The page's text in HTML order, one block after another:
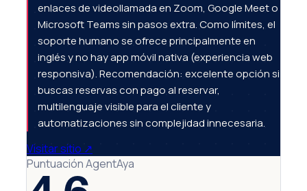
enlaces de videollamada en Zoom, Google Meet o
Microsoft Teams sin pasos extra. Como límites, el
soporte humano se ofrece principalmente en
inglés y no hay app móvil nativa (experiencia web
responsiva). Recomendación: excelente opción si
buscas reservas con pago al reservar,
multilenguaje visible para el cliente y
automatizaciones sin complejidad innecesaria.
Visitar sitio ↗
Puntuación AgentAya